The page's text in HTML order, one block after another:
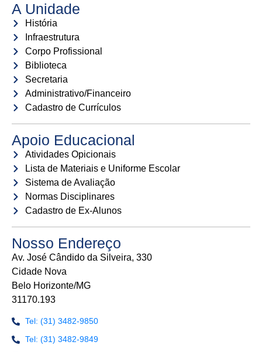
A Unidade
História
Infraestrutura
Corpo Profissional
Biblioteca
Secretaria
Administrativo/Financeiro
Cadastro de Currículos
Apoio Educacional
Atividades Opicionais
Lista de Materiais e Uniforme Escolar
Sistema de Avaliação
Normas Disciplinares
Cadastro de Ex-Alunos
Nosso Endereço
Av. José Cândido da Silveira, 330
Cidade Nova
Belo Horizonte/MG
31170.193
Tel: (31) 3482-9850
Tel: (31) 3482-9849